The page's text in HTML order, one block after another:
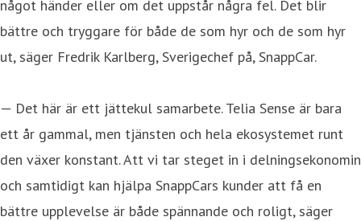
något händer eller om det uppstår några fel. Det blir
bättre och tryggare för både de som hyr och de som hyr
ut, säger Fredrik Karlberg, Sverigechef på, SnappCar.
— Det här är ett jättekul samarbete. Telia Sense är bara
ett år gammal, men tjänsten och hela ekosystemet runt
den växer konstant. Att vi tar steget in i delningsekonomin
och samtidigt kan hjälpa SnappCars kunder att få en
bättre upplevelse är både spännande och roligt, säger